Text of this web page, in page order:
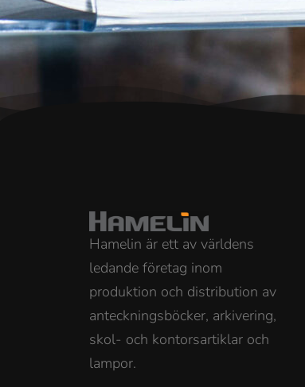
Hamelin är ett av världens
ledande företag inom
produktion och distribution av
anteckningsböcker, arkivering,
skol- och kontorsartiklar och
lampor.